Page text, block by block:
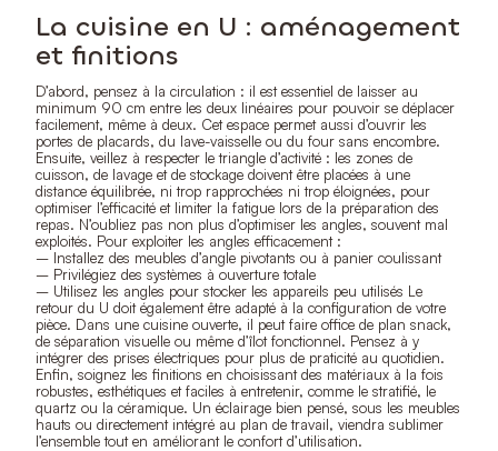
La cuisine en U : aménagement
et finitions
D’abord, pensez à la circulation : il est essentiel de laisser au
minimum 90 cm entre les deux linéaires pour pouvoir se déplacer
facilement, même à deux. Cet espace permet aussi d’ouvrir les
portes de placards, du lave-vaisselle ou du four sans encombre.
Ensuite, veillez à respecter le triangle d’activité : les zones de
cuisson, de lavage et de stockage doivent être placées à une
distance équilibrée, ni trop rapprochées ni trop éloignées, pour
optimiser l’efficacité et limiter la fatigue lors de la préparation des
repas. N’oubliez pas non plus d’optimiser les angles, souvent mal
exploités. Pour exploiter les angles efficacement :
– Installez des meubles d’angle pivotants ou à panier coulissant
– Privilégiez des systèmes à ouverture totale
– Utilisez les angles pour stocker les appareils peu utilisés Le
retour du U doit également être adapté à la configuration de votre
pièce. Dans une cuisine ouverte, il peut faire office de plan snack,
de séparation visuelle ou même d’îlot fonctionnel. Pensez à y
intégrer des prises électriques pour plus de praticité au quotidien.
Enfin, soignez les finitions en choisissant des matériaux à la fois
robustes, esthétiques et faciles à entretenir, comme le stratifié, le
quartz ou la céramique. Un éclairage bien pensé, sous les meubles
hauts ou directement intégré au plan de travail, viendra sublimer
l’ensemble tout en améliorant le confort d’utilisation.